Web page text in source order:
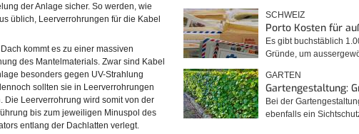
der Dachdurchführung kommende
© diybook | Nach dem Einziehen der Kabel kann nun auch
der Anlage sicher. So werden, wie
üblich, Leerverrohrungen für die Kabel
kommt es zu einer massiven
des Mantelmaterials. Zwar sind Kabel
besonders gegen UV-Strahlung
sollten sie in Leerverrohrungen
Die Leerverrohrung wird somit von der
bis zum jeweiligen Minuspol des
entlang der Dachlatten verlegt.
SCHWEIZ
Porto Kosten für
Es gibt buchstäblich
Gründe, um
GARTEN
Gartengestaltung:
Bei der
ebenfalls ein